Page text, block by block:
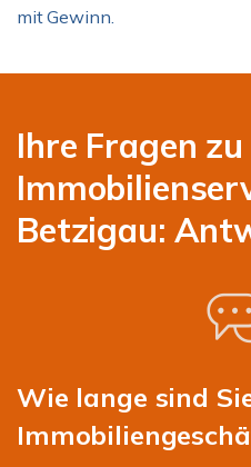
mit Gewinn.
Ihre Fragen
Betzigau:
Wie lange sind